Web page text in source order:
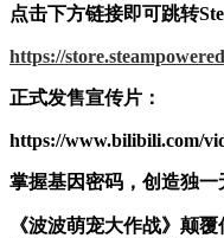
点击下方链接即可跳转
https://
正式发售宣传片：
https://www.bilibili.com/
掌握基因密码，创造独一
《波波萌宠大作战》颠